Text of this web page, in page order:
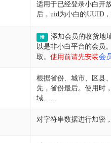
适用于已经登录小白开
后，uid为小白的UUID
增
添加会员的收货地
以是非小白平台的会员
取。使用前请先安装会
根据省份、城市、区县
先，省份最后。使用时
域……
对字符串数据进行加密